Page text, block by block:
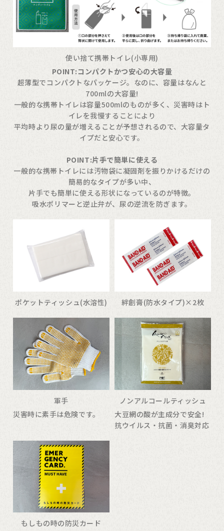
使い捨て携帯トイレ(小専用)
POINT:コンパクトかつ安心の大容量
超薄型でコンパクトなパッケージ。なのに、容量はなんと
700mlの大容量!
一般的な携帯トイレは容量500mlのものが多く、災害時はト
イレを我慢することにより
平均時より尿の量が増えることが予想されるので、大容量タ
イプだと安心です。
POINT:片手で簡単に使える
一般的な携帯トイレには汚物袋に凝固剤を振りかけるだけの
簡易的なタイプが多い中、
片手でも簡単に使える形状になっているのが特徴。
吸水ポリマーと逆止弁が、尿の逆流を防ぎます。
ポケットティッシュ(水溶性) 絆創膏(防水タイプ)×2枚
軍手
災害時に素手は危険です。
ノンアルコールティッシュ
大豆網の酸が主成分で安全!
抗ウイルス・抗菌・消臭対応
もしもの時の防災カード